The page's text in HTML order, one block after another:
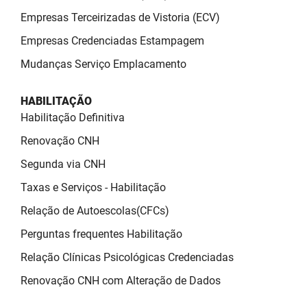
Empresas Terceirizadas de Vistoria (ECV)
Empresas Credenciadas Estampagem
Mudanças Serviço Emplacamento
HABILITAÇÃO
Habilitação Definitiva
Renovação CNH
Segunda via CNH
Taxas e Serviços - Habilitação
Relação de Autoescolas(CFCs)
Perguntas frequentes Habilitação
Relação Clínicas Psicológicas Credenciadas
Renovação CNH com Alteração de Dados